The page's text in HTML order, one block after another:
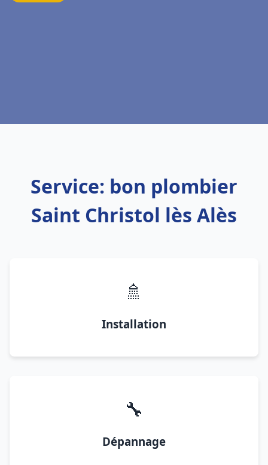
Service: bon plombier
Saint Christol lès Alès
🚿
Installation
🔧
Dépannage